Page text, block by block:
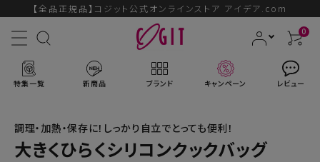
【全品正規品】コジット公式オンラインストア アイデア.com
0
特集一覧 新商品 ブランド キャンペーン レビュー
調理・加熱・保存に！しっかり自立でとっても便利！
大きくひらくシリコンクックバッグ